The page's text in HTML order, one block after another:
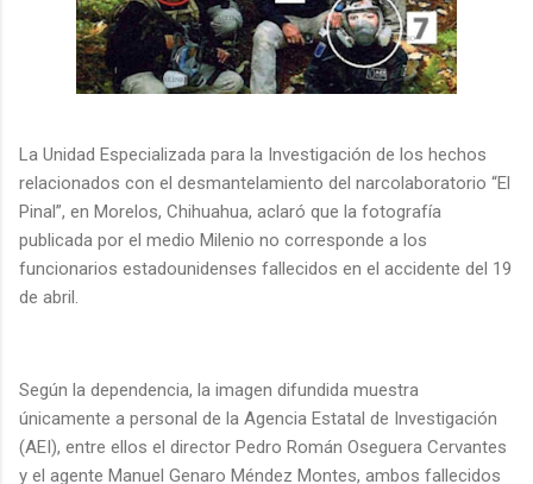
La Unidad Especializada para la Investigación de los hechos
relacionados con el desmantelamiento del narcolaboratorio “El
Pinal”, en Morelos, Chihuahua, aclaró que la fotografía
publicada por el medio Milenio no corresponde a los
funcionarios estadounidenses fallecidos en el accidente del 19
de abril.
Según la dependencia, la imagen difundida muestra
únicamente a personal de la Agencia Estatal de Investigación
(AEI), entre ellos el director Pedro Román Oseguera Cervantes
y el agente Manuel Genaro Méndez Montes, ambos fallecidos